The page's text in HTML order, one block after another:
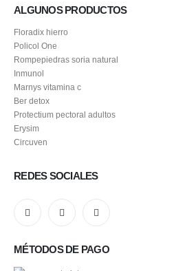
ALGUNOS PRODUCTOS
Floradix hierro
Policol One
Rompepiedras soria natural
Inmunol
Marnys vitamina c
Ber detox
Protectium pectoral adultos
Erysim
Circuven
REDES SOCIALES
MÉTODOS DE PAGO